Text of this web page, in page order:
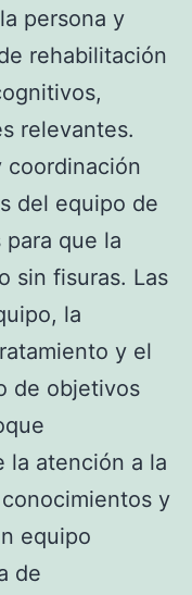
persona y
rehabilitación
relevantes.
coordinación
del equipo de
que la
sin fisuras. Las
la
y el
de objetivos
la atención a la
y
equipo
de